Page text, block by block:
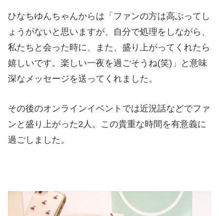
ひなちゆんちゃんからは「ファンの方は高ぶってし
ょうがないと思いますが、自分で処理をしながら、
私たちと会った時に、また、盛り上がってくれたら
嬉しいです。楽しい一夜を過ごそうね(笑)」と意味
深なメッセージを送ってくれました。
その後のオンラインイベントでは近況話などでファ
ンと盛り上がった2人。この貴重な時間を有意義に
過ごしました。